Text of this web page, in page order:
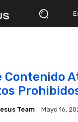
Contenido
Team Mayo 16,